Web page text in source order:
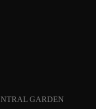
GARDEN
luiza schulz jakob